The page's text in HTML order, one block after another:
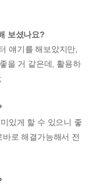
보셨나요?
얘기를 해보았지만,
을 거 같은데, 활용하
있게 할 수 있으니 좋
로 해결가능해서 전